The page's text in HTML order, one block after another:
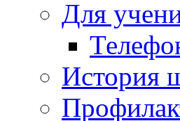
Для
История